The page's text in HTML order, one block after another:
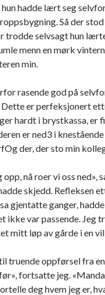
hadde lært seg
Så der
trodde selvsagt hun
menn en mørk
min.
rasende god på
er perfeksjonert
hardt i brystkassa, er
er ned3 i
der, der sto min
opp, nå roer vi oss ned»,
skjedd. Refleksen
gjentatte ganger,
ikke var passende. Jeg
mitt løp av gårde i en
truende oppførsel fra
fortsatte jeg.
deg hvem jeg er,